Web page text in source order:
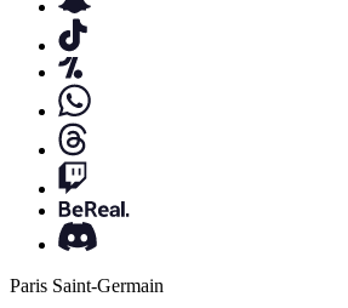
Paris Saint-Germain